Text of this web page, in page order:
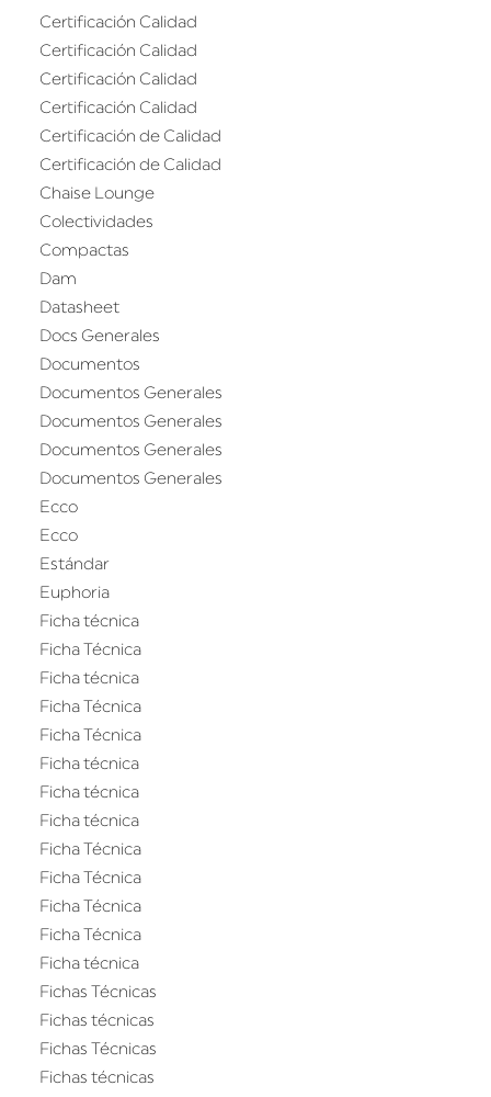
Certificación Calidad
Certificación Calidad
Certificación Calidad
Certificación Calidad
Certificación de Calidad
Certificación de Calidad
Chaise Lounge
Colectividades
Compactas
Dam
Datasheet
Docs Generales
Documentos
Documentos Generales
Documentos Generales
Documentos Generales
Documentos Generales
Ecco
Ecco
Estándar
Euphoria
Ficha técnica
Ficha Técnica
Ficha técnica
Ficha Técnica
Ficha Técnica
Ficha técnica
Ficha técnica
Ficha técnica
Ficha Técnica
Ficha Técnica
Ficha Técnica
Ficha Técnica
Ficha técnica
Fichas Técnicas
Fichas técnicas
Fichas Técnicas
Fichas técnicas